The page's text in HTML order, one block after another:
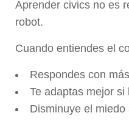
Aprender civics no es
robot.
Cuando entiendes el
Respondes con
Te adaptas mejor
Disminuye el miedo